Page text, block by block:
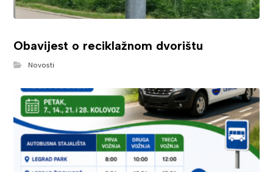
Obavijest o reciklažnom dvorištu
Novosti